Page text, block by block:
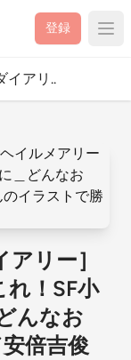
登録
イアリ..
リー］
れ！SF小
んなお
倍吉俊